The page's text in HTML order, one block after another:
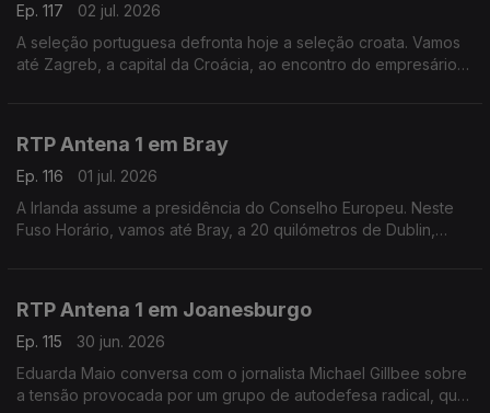
Ep. 117
02 jul. 2026
A seleção portuguesa defronta hoje a seleção croata. Vamos
até Zagreb, a capital da Croácia, ao encontro do empresário
RTP Antena 1 em Bray
Ep. 116
01 jul. 2026
A Irlanda assume a presidência do Conselho Europeu. Neste
Fuso Horário, vamos até Bray, a 20 quilómetros de Dublin,
RTP Antena 1 em Joanesburgo
Ep. 115
30 jun. 2026
Eduarda Maio conversa com o jornalista Michael Gillbee sobre
a tensão provocada por um grupo de autodefesa radical, que